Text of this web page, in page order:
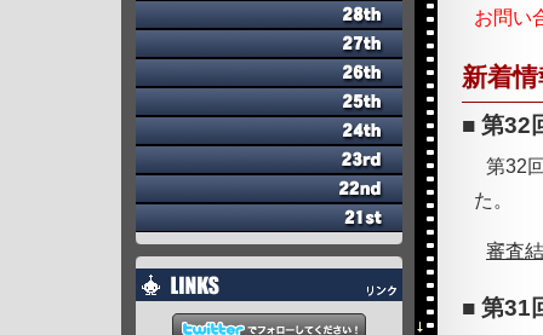
お問い
新着
第32
第32
た。
審査
第31